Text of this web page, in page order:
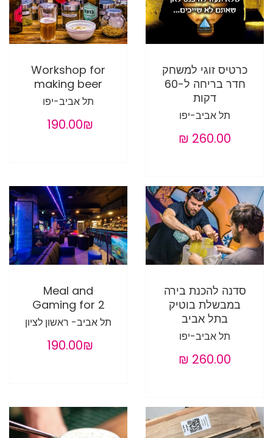
כרטיס זוגי למשחק
חדר בריחה ל-60
דקות
תל אביב-יפו
Workshop for
making beer
תל אביב-יפו
‏190.00 ‏₪
סדנה להכנת בירה
במבשלת בוטיק
בתל אביב
תל אביב-יפו
Meal and
Gaming for 2
תל אביב- ראשון לציון
‏190.00 ‏₪